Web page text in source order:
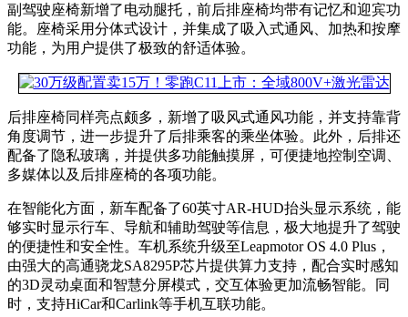
副驾驶座椅新增了电动腿托，前后排座椅均带有记忆和迎宾功
能。座椅采用分体式设计，并集成了吸入式通风、加热和按摩
功能，为用户提供了极致的舒适体验。
后排座椅同样亮点颇多，新增了吸风式通风功能，并支持靠背
角度调节，进一步提升了后排乘客的乘坐体验。此外，后排还
配备了隐私玻璃，并提供多功能触摸屏，可便捷地控制空调、
多媒体以及后排座椅的各项功能。
在智能化方面，新车配备了60英寸AR-HUD抬头显示系统，能
够实时显示行车、导航和辅助驾驶等信息，极大地提升了驾驶
的便捷性和安全性。车机系统升级至Leapmotor OS 4.0 Plus，
由强大的高通骁龙SA8295P芯片提供算力支持，配合实时感知
的3D灵动桌面和智慧分屏模式，交互体验更加流畅智能。同
时，支持HiCar和Carlink等手机互联功能。